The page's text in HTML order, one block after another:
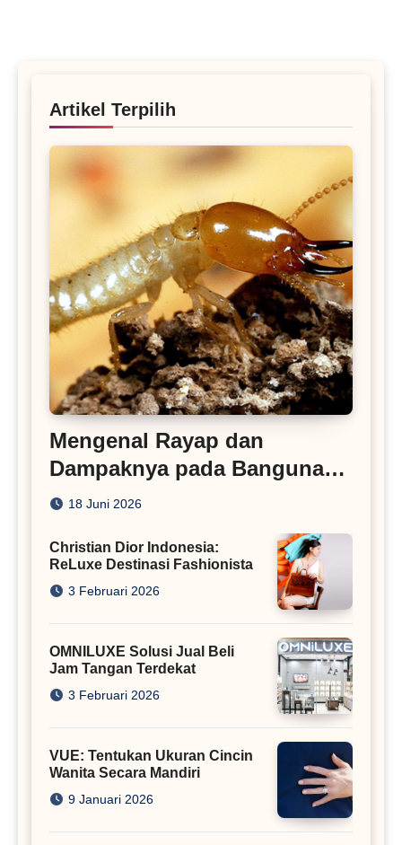
Artikel Terpilih
Mengenal Rayap dan
Dampaknya pada Bangunan
Rumah
18 Juni 2026
Christian Dior Indonesia:
ReLuxe Destinasi Fashionista
3 Februari 2026
OMNILUXE Solusi Jual Beli
Jam Tangan Terdekat
3 Februari 2026
VUE: Tentukan Ukuran Cincin
Wanita Secara Mandiri
9 Januari 2026